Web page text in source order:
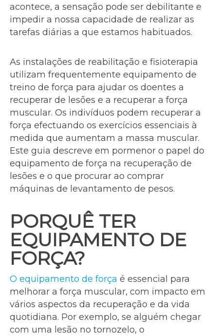
acontece, a sensação pode ser debilitante e
impedir a nossa capacidade de realizar as
tarefas diárias a que estamos habituados.
As instalações de reabilitação e fisioterapia
utilizam frequentemente equipamento de
treino de força para ajudar os doentes a
recuperar de lesões e a recuperar a força
muscular. Os indivíduos podem recuperar a
força efectuando os exercícios essenciais à
medida que aumentam a massa muscular.
Este guia descreve em pormenor o papel do
equipamento de força na recuperação de
lesões e o que procurar ao comprar
máquinas de levantamento de pesos.
PORQUÊ TER
EQUIPAMENTO DE
FORÇA?
O equipamento de força é essencial para
melhorar a força muscular, com impacto em
vários aspectos da recuperação e da vida
quotidiana. Por exemplo, se alguém chegar
com uma lesão no tornozelo, o